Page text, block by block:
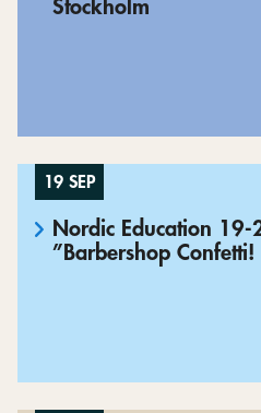
Stockholm
19 SEP
Nordic Education 19-
”Barbershop Confetti!